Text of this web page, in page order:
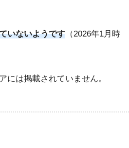
いないようです （2026年1月時
には掲載されていません。